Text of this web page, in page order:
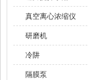
真空离心浓缩仪
研磨机
冷阱
隔膜泵